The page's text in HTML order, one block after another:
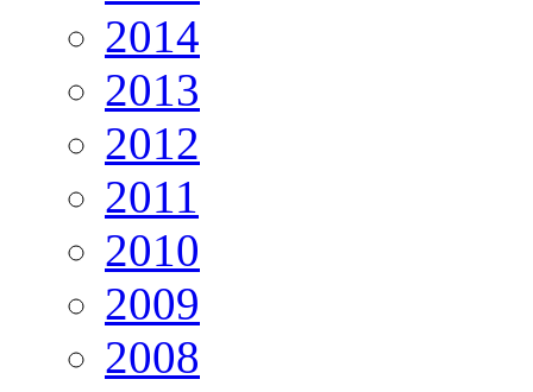
2014
2013
2012
2011
2010
2009
2008